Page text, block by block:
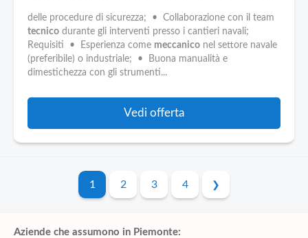
delle procedure di sicurezza; • Collaborazione con il team
tecnico durante gli interventi presso i cantieri navali;
Requisiti • Esperienza come meccanico nel settore navale
(preferibile) o industriale; • Buona manualità e
dimestichezza con gli strumenti...
Vedi offerta
1 2 3 4
Aziende che assumono in Piemonte: